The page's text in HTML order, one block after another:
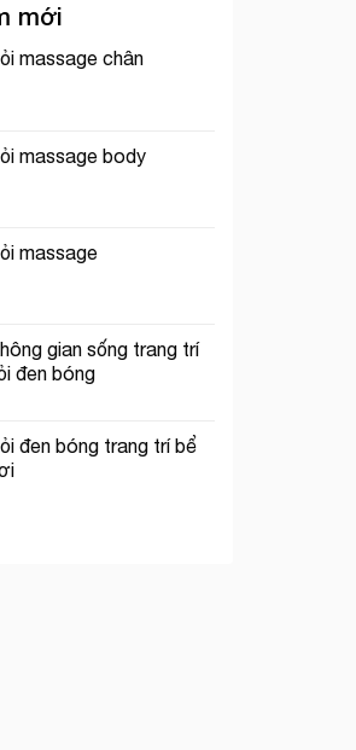
mới
massage chân
massage body
massage
gian sống trang trí
đen bóng
đen bóng trang trí bể